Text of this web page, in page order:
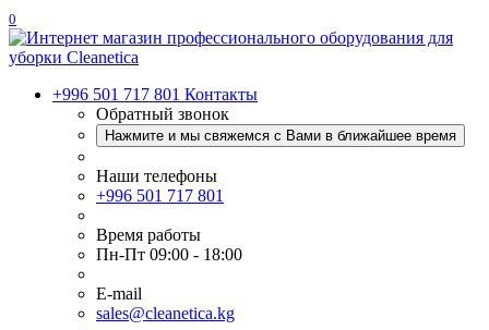
0
+996 501 717 801 Контакты
Обратный звонок
Нажмите и мы свяжемся с Вами в ближайшее время
Наши телефоны
+996 501 717 801
Время работы
Пн-Пт 09:00 - 18:00
E-mail
sales@cleanetica.kg